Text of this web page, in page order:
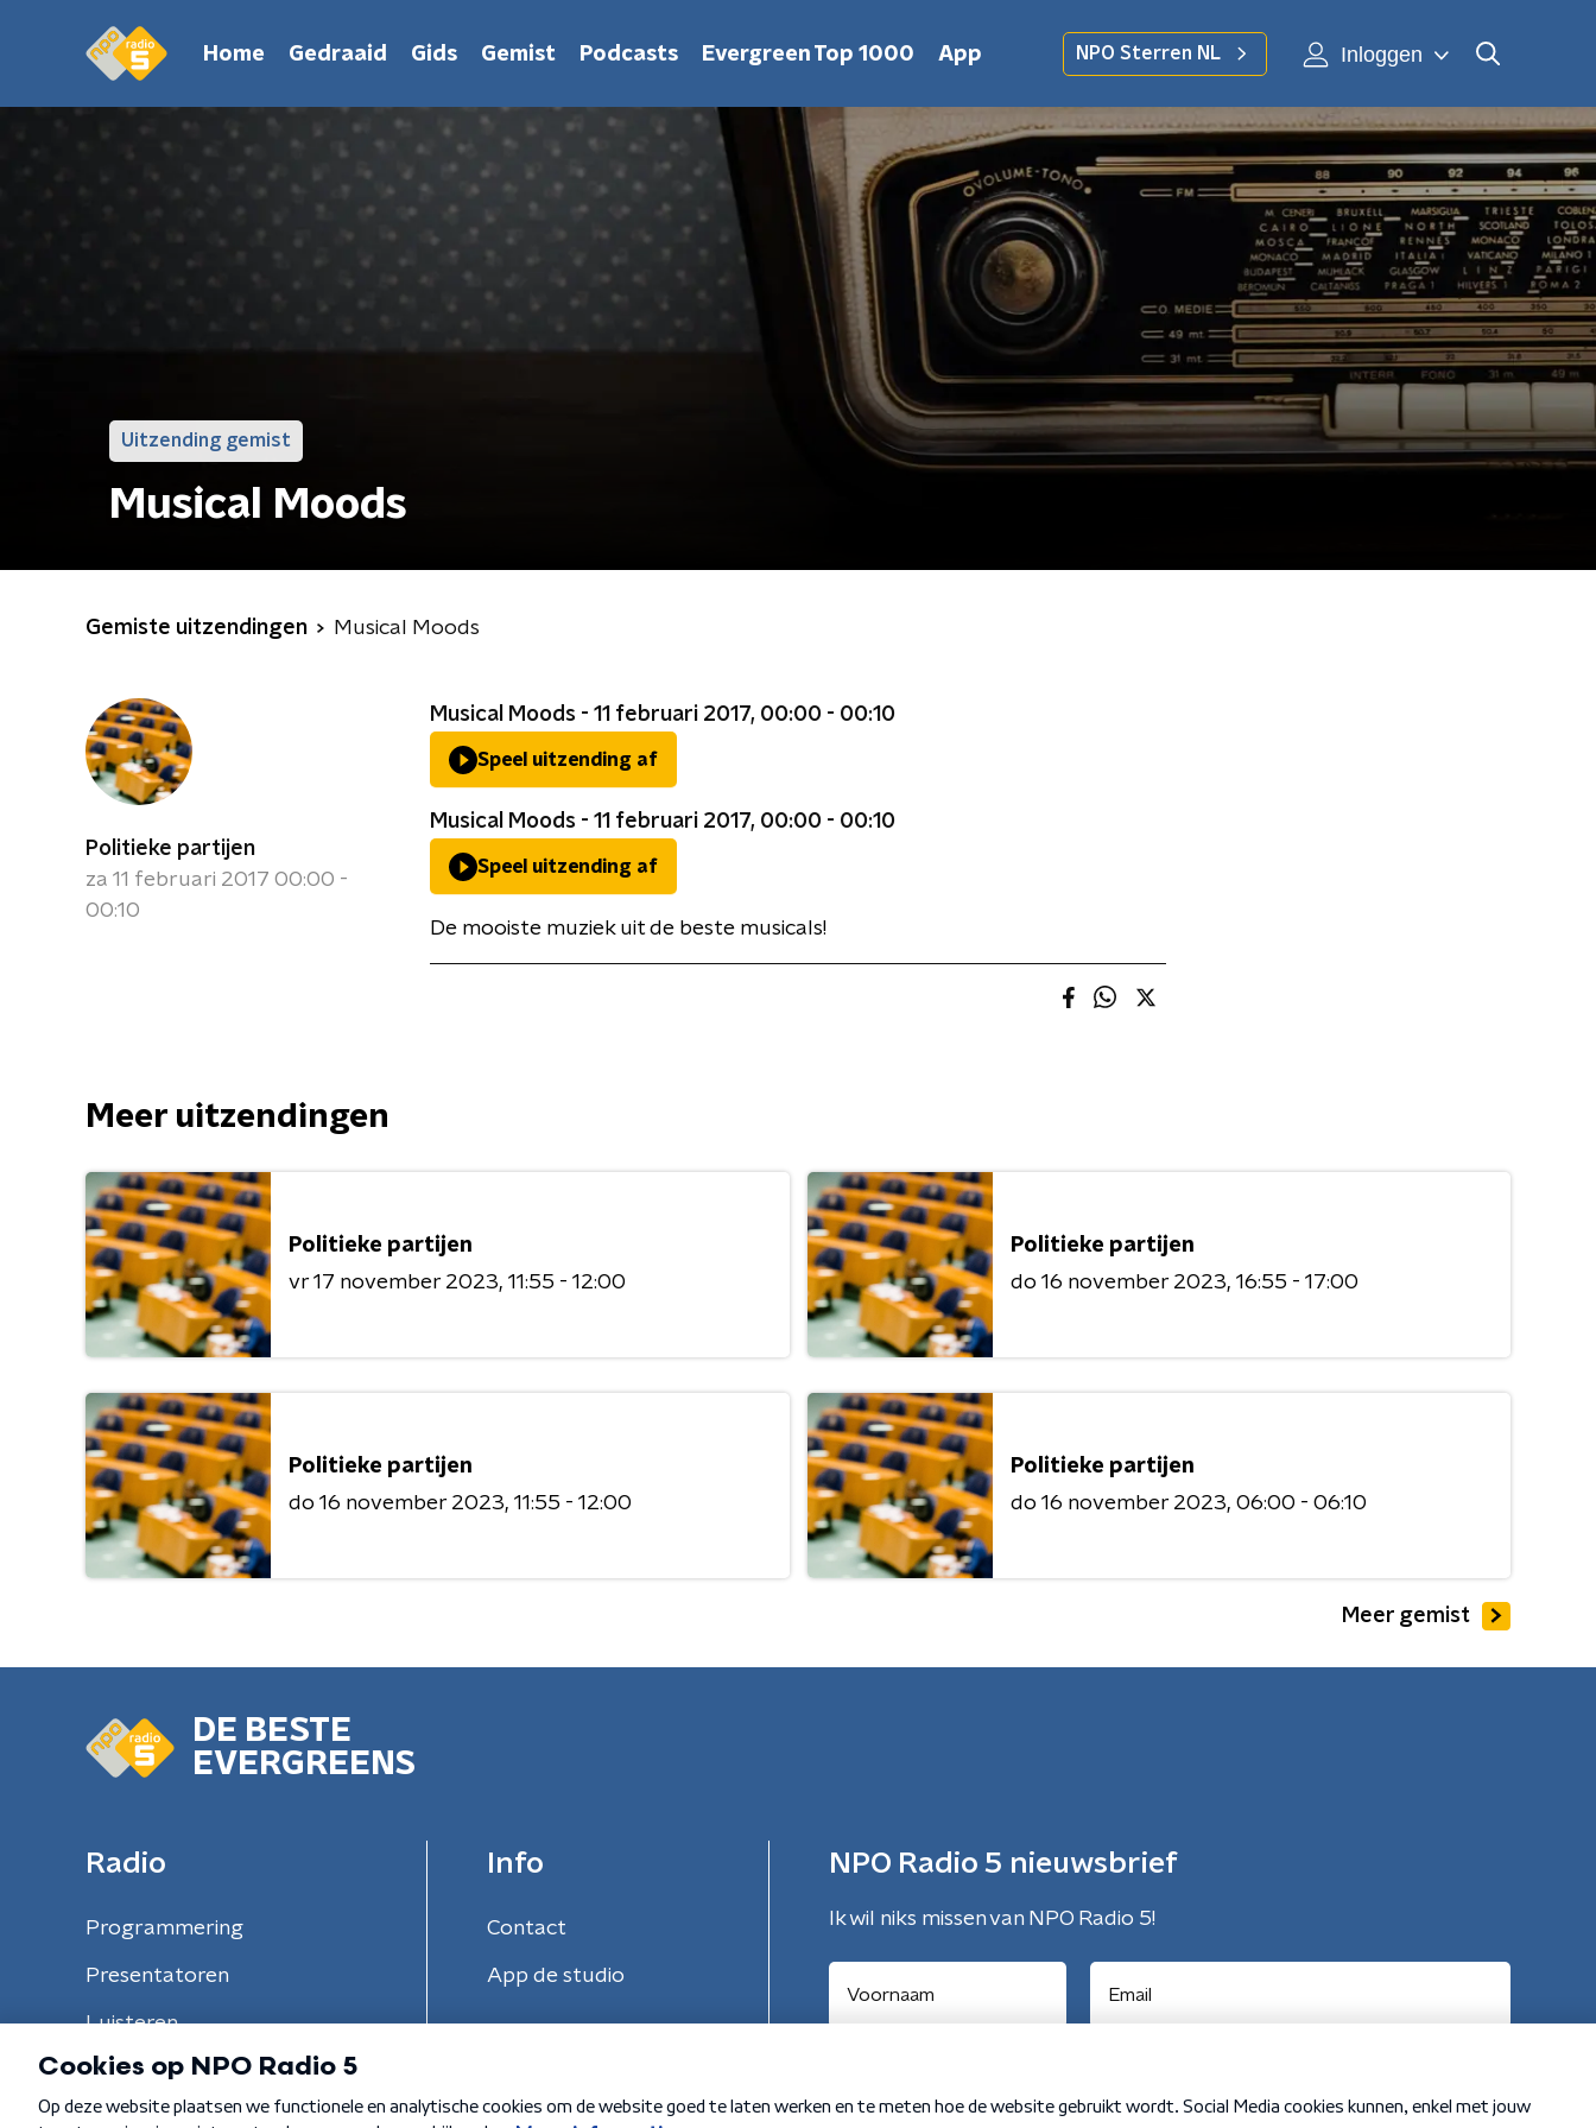
Home Gedraaid Gids Gemist Podcasts Evergreen Top 1000 App NPO Sterren NL Inloggen
Uitzending gemist
Musical Moods
Gemiste uitzendingen Musical Moods
Politieke partijen
za 11 februari 2017 00:00 -
00:10
Musical Moods - 11 februari 2017, 00:00 - 00:10
Speel uitzending af
Musical Moods - 11 februari 2017, 00:00 - 00:10
Speel uitzending af
De mooiste muziek uit de beste musicals!
Meer uitzendingen
Politieke partijen
vr 17 november 2023 11:55 - 12:00
Politieke partijen
do 16 november 2023 16:55 - 17:00
Politieke partijen
do 16 november 2023 11:55 - 12:00
Politieke partijen
do 16 november 2023 06:00 - 06:10
Meer gemist
DE BESTE
EVERGREENS
Radio
Programmering
Presentatoren
Luisteren
Info
Contact
App de studio
NPO Radio 5 nieuwsbrief
Ik wil niks missen van NPO Radio 5!